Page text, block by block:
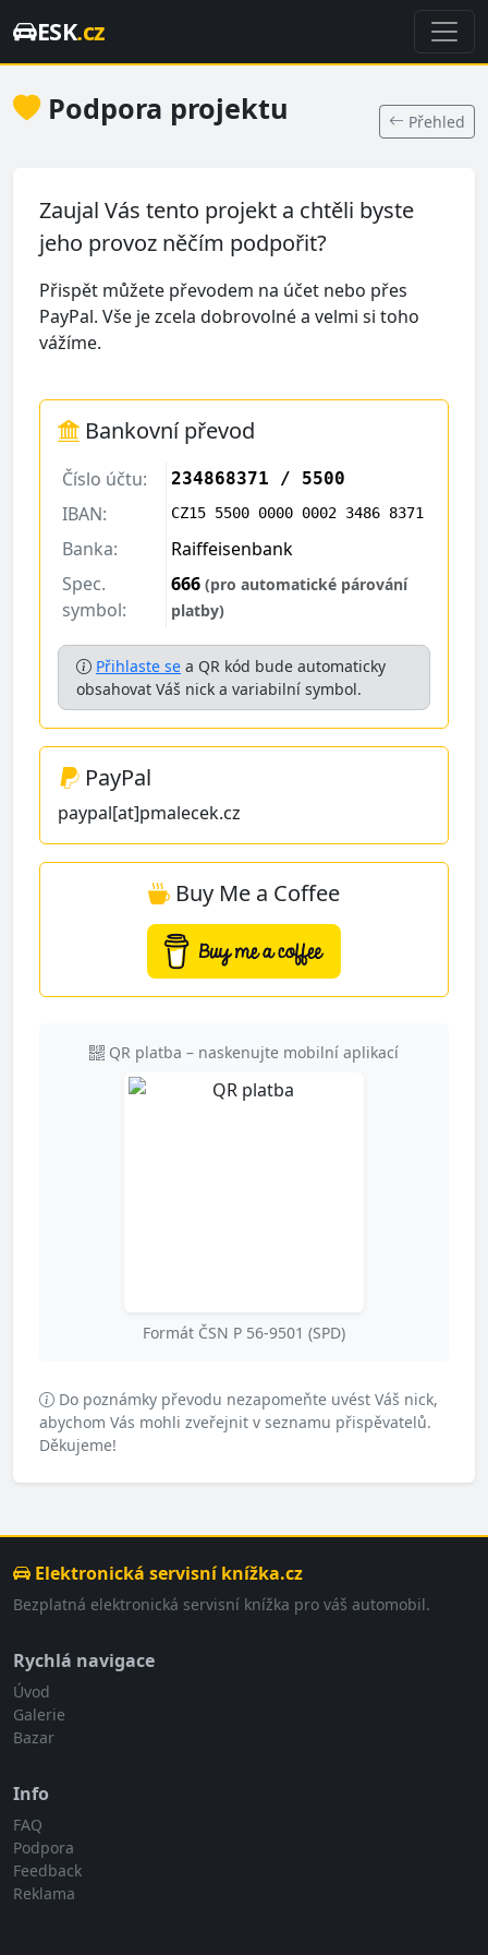
ESK.cz
Podpora projektu Přehled
Zaujal Vás tento projekt a chtěli byste
jeho provoz něčím podpořit?
Přispět můžete převodem na účet nebo přes
PayPal. Vše je zcela dobrovolné a velmi si toho
vážíme.
Bankovní převod
Číslo účtu: 234868371 / 5500
IBAN: CZ15 5500 0000 0002 3486 8371
Banka:
Raiffeisenbank
Spec.
symbol:
666 (pro automatické párování
platby)
Přihlaste se a QR kód bude automaticky
obsahovat Váš nick a variabilní symbol.
PayPal
paypal[at]pmalecek.cz
Buy Me a Coffee
QR platba – naskenujte mobilní aplikací
Formát ČSN P 56‑9501 (SPD)
Do poznámky převodu nezapomeňte uvést Váš nick,
abychom Vás mohli zveřejnit v seznamu přispěvatelů.
Děkujeme!
Elektronická servisní knížka.cz
Bezplatná elektronická servisní knížka pro váš automobil.
Rychlá navigace
Úvod
Galerie
Bazar
Info
FAQ
Podpora
Feedback
Reklama